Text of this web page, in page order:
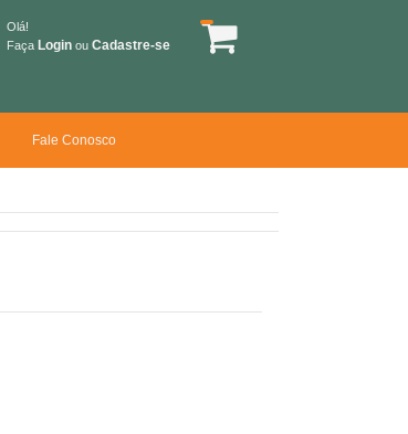
Olá!
Faça Login ou Cadastre-se
Fale Conosco